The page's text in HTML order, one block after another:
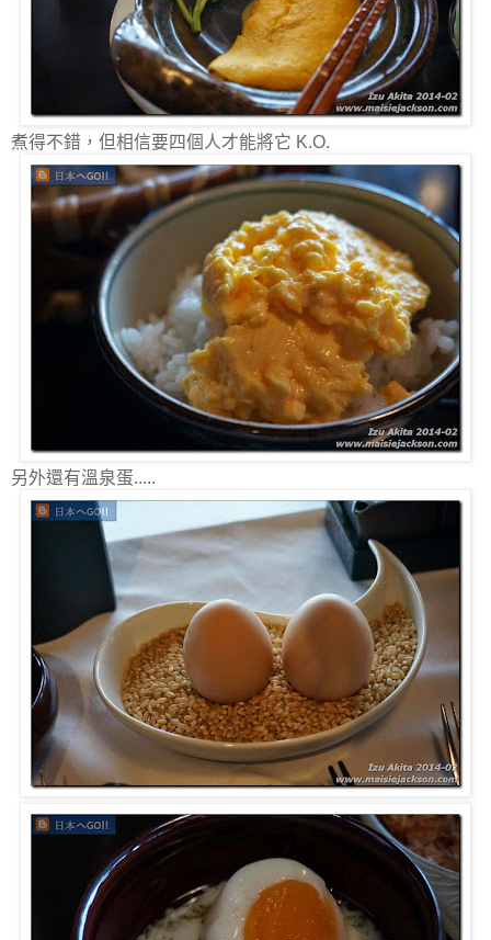
煮得不錯，但相信要四個人才能將它 K.O.
另外還有溫泉蛋.....